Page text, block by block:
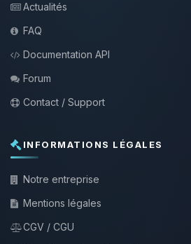
Actualités
FAQ
Documentation API
Forum
Contact / Support
INFORMATIONS LÉGALES
Notre entreprise
Mentions légales
CGV / CGU